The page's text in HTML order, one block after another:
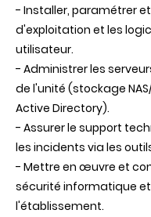
- Installer, paramétrer
d'exploitation et les
utilisateur.
- Administrer les
de l'unité (stockage
Active Directory).
- Assurer le support
les incidents via les
- Mettre en œuvre et
sécurité informatique
l'établissement.